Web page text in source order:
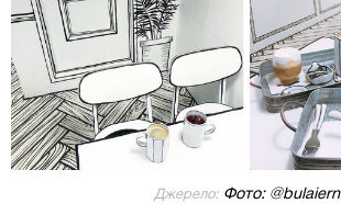
Джерело:Фото: @bulaiern